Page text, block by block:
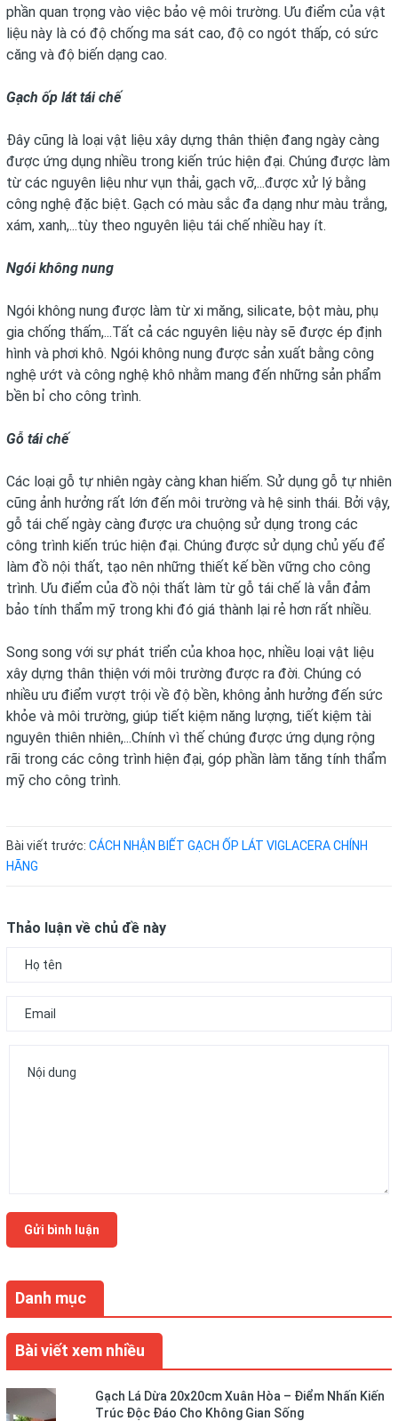
Danh mục
Bài viết xem nhiều
Gạch Lá Dừa 20x20cm Xuân Hòa – Điểm Nhấn Kiến
Trúc Độc Đáo Cho Không Gian Sống
phần quan trọng vào việc bảo vệ môi trường. Ưu điểm của vật
liệu này là có độ chống ma sát cao, độ co ngót thấp, có sức
căng và độ biến dạng cao.
Gạch ốp lát tái chế
Đây cũng là loại vật liệu xây dựng thân thiện đang ngày càng
được ứng dụng nhiều trong kiến trúc hiện đại. Chúng được làm
từ các nguyên liệu như vụn thải, gạch vỡ,...được xử lý bằng
công nghệ đặc biệt. Gạch có màu sắc đa dạng như màu trắng,
xám, xanh,...tùy theo nguyên liệu tái chế nhiều hay ít.
Ngói không nung
Ngói không nung được làm từ xi măng, silicate, bột màu, phụ
gia chống thấm,...Tất cả các nguyên liệu này sẽ được ép định
hình và phơi khô. Ngói không nung được sản xuất bằng công
nghệ ướt và công nghệ khô nhằm mang đến những sản phẩm
bền bỉ cho công trình.
Gỗ tái chế
Các loại gỗ tự nhiên ngày càng khan hiếm. Sử dụng gỗ tự nhiên
cũng ảnh hưởng rất lớn đến môi trường và hệ sinh thái. Bởi vậy,
gỗ tái chế ngày càng được ưa chuộng sử dụng trong các
công trình kiến trúc hiện đại. Chúng được sử dụng chủ yếu để
làm đồ nội thất, tạo nên những thiết kế bền vững cho công
trình. Ưu điểm của đồ nội thất làm từ gỗ tái chế là vẫn đảm
bảo tính thẩm mỹ trong khi đó giá thành lại rẻ hơn rất nhiều.
Song song với sự phát triển của khoa học, nhiều loại vật liệu
xây dựng thân thiện với môi trường được ra đời. Chúng có
nhiều ưu điểm vượt trội về độ bền, không ảnh hưởng đến sức
khỏe và môi trường, giúp tiết kiệm năng lượng, tiết kiệm tài
nguyên thiên nhiên,...Chính vì thế chúng được ứng dụng rộng
rãi trong các công trình hiện đại, góp phần làm tăng tính thẩm
mỹ cho công trình.
Bài viết trước: CÁCH NHẬN BIẾT GẠCH ỐP LÁT VIGLACERA CHÍNH
HÃNG
Thảo luận về chủ đề này
Gửi bình luận